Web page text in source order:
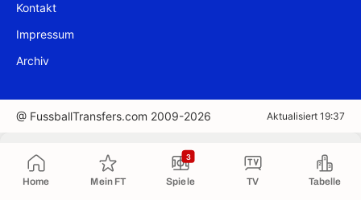
Home Mein FT Spiele
3
TV Tabelle
Kontakt
Impressum
Archiv
@ FussballTransfers.com 2009-2026 Aktualisiert 19:37